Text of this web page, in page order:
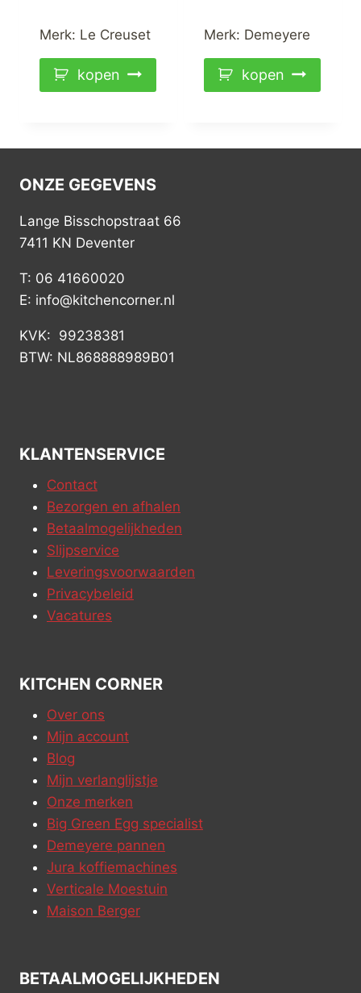
was:
is:
Merk: Le Creuset
kopen
Merk: Demeyere
kopen
ONZE GEGEVENS
Lange Bisschopstraat 66
7411 KN Deventer
T: 06 41660020
E: info@kitchencorner.nl
KVK: 99238381
BTW: NL868888989B01
KLANTENSERVICE
Contact
Bezorgen en afhalen
Betaalmogelijkheden
Slijpservice
Leveringsvoorwaarden
Privacybeleid
Vacatures
KITCHEN CORNER
Over ons
Mijn account
Blog
Mijn verlanglijstje
Onze merken
Big Green Egg specialist
Demeyere pannen
Jura koffiemachines
Verticale Moestuin
Maison Berger
BETAALMOGELIJKHEDEN